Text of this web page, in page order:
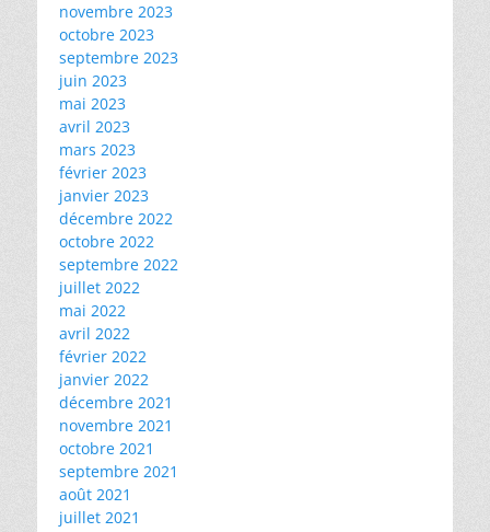
novembre 2023
octobre 2023
septembre 2023
juin 2023
mai 2023
avril 2023
mars 2023
février 2023
janvier 2023
décembre 2022
octobre 2022
septembre 2022
juillet 2022
mai 2022
avril 2022
février 2022
janvier 2022
décembre 2021
novembre 2021
octobre 2021
septembre 2021
août 2021
juillet 2021